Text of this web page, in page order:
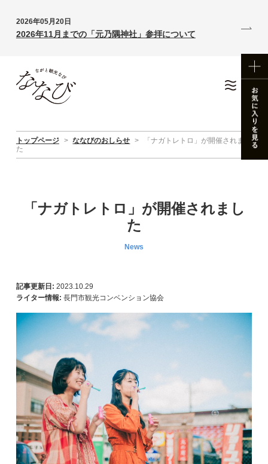
2026年05月20日
2026年11月までの「元乃隅神社」参拝について
トップページ > ななびのおしらせ >
「ナガトレトロ」が開催されまし
た
「ナガトレトロ」が開催されまし
た
News
記事更新日: 2023.10.29
ライター情報: 長門市観光コンベンション協会